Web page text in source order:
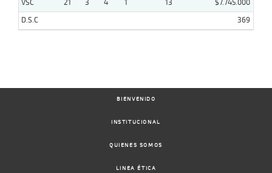
VSC
21 3 4 1 13
$7.745.000
D.S.C
369
BIENVENIDO
INSTITUCIONAL
QUIENES SOMOS
LINEA ÉTICA